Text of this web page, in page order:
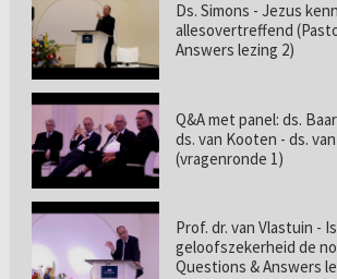
Ds. Simons - Jezus
allesovertreffend
Answers lezing 2)
Q&A met panel: ds.
ds. van Kooten - ds.
(vragenronde 1)
Prof. dr. van Vlastuin - Is
geloofszekerheid de
Questions & Answers